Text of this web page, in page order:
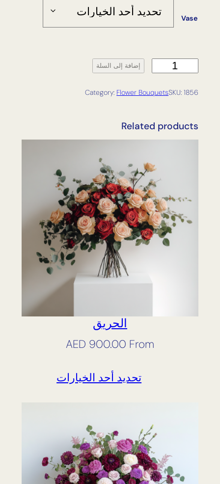
Vase
م
ة
e
a
إضافة إلى السلة
SKU: 1856
Category: Flower Bouquets
Related products
الحريق
From
AED 900.00
تحديد أحد الخيارات